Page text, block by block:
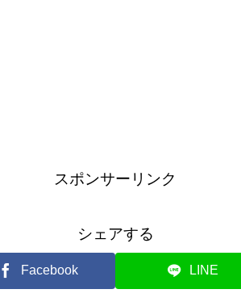
スポンサーリンク
シェアする
Facebook LINE